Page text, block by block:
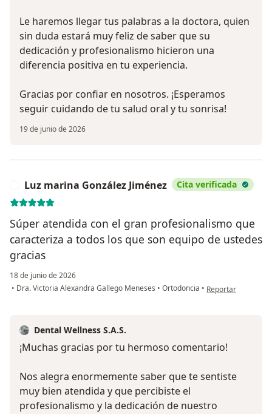
Le haremos llegar tus palabras a la doctora, quien
sin duda estará muy feliz de saber que su
dedicación y profesionalismo hicieron una
diferencia positiva en tu experiencia.
Gracias por confiar en nosotros. ¡Esperamos
seguir cuidando de tu salud oral y tu sonrisa!
19 de junio de 2026
Luz marina González Jiménez Cita verificada
Súper atendida con el gran profesionalismo que
caracteriza a todos los que son equipo de ustedes
gracias
18 de junio de 2026
• Dra. Victoria Alexandra Gallego Meneses • Ortodoncia • en opinión del
Reportar
Dental Wellness S.A.S.
¡Muchas gracias por tu hermoso comentario!
Nos alegra enormemente saber que te sentiste
muy bien atendida y que percibiste el
profesionalismo y la dedicación de nuestro